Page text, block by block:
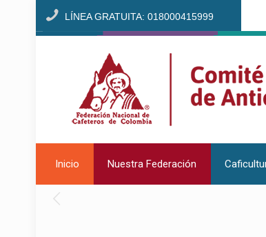
LÍNEA GRATUITA: 018000415999
Inicio Nuestra Federación